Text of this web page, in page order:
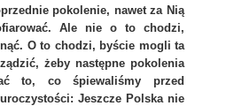
pokolenie, nawet za Nią
Ale nie o to chodzi,
O to chodzi, byście mogli ta
żeby następne pokolenia
to, co śpiewaliśmy przed
Jeszcze Polska nie